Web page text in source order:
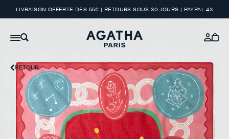
LIVRAISON OFFERTE DÈS 55€ | RETOURS SOUS 30 JOURS | PAYPAL 4X
RETOUR